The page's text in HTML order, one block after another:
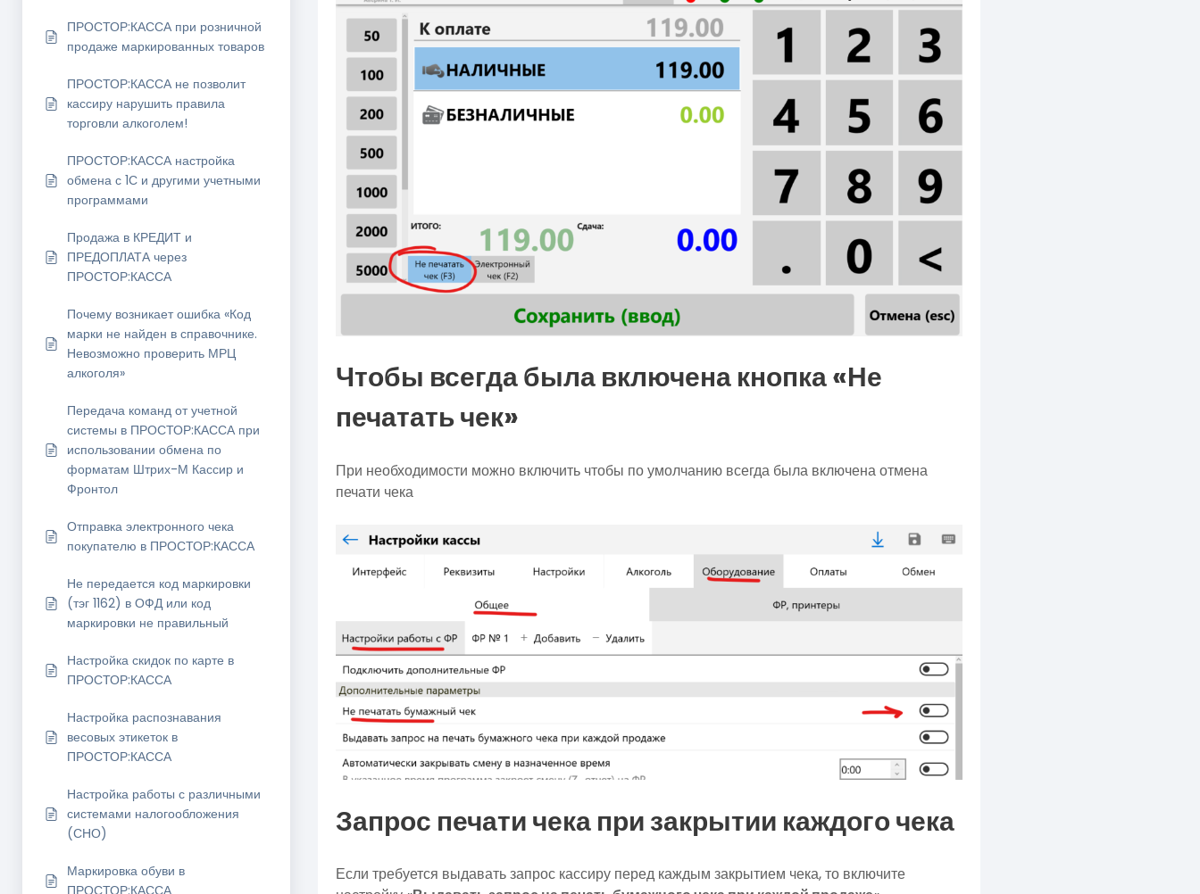
ПРОСТОР:КАССА при розничной
продаже маркированных товаров
ПРОСТОР:КАССА не позволит
кассиру нарушить правила
торговли алкоголем!
ПРОСТОР:КАССА настройка
обмена с 1С и другими учетными
программами
Продажа в КРЕДИТ и
ПРЕДОПЛАТА через
ПРОСТОР:КАССА
Почему возникает ошибка «Код
марки не найден в справочнике.
Невозможно проверить МРЦ
алкоголя»
Передача команд от учетной
системы в ПРОСТОР:КАССА при
использовании обмена по
форматам Штрих-М Кассир и
Фронтол
Отправка электронного чека
покупателю в ПРОСТОР:КАССА
Не передается код маркировки
(тэг 1162) в ОФД или код
маркировки не правильный
Настройка скидок по карте в
ПРОСТОР:КАССА
Настройка распознавания
весовых этикеток в
ПРОСТОР:КАССА
Настройка работы с различными
системами налогообложения
(СНО)
Маркировка обуви в
ПРОСТОР:КАССА
Чтобы всегда была включена кнопка «Не
печатать чек»
При необходимости можно включить чтобы по умолчанию всегда была включена отмена
печати чека
Запрос печати чека при закрытии каждого чека
Если требуется выдавать запрос кассиру перед каждым закрытием чека, то включите